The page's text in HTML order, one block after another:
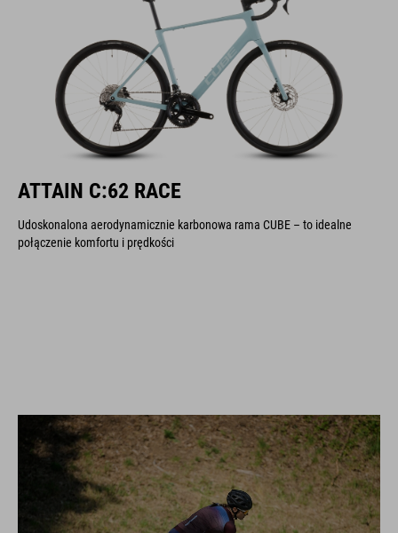
ATTAIN C:62 RACE
Udoskonalona aerodynamicznie karbonowa rama CUBE – to idealne
połączenie komfortu i prędkości